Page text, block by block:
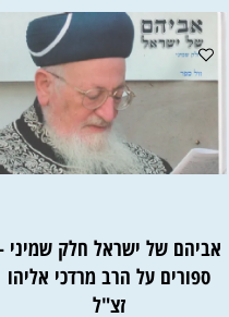
אביהם של ישראל חלק שמיני -
ספורים על הרב מרדכי אליהו
זצ"ל